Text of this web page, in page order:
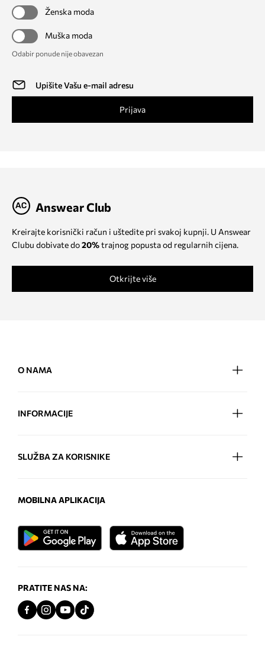
Ženska moda
Muška moda
Odabir ponude nije obavezan
Prijava
Answear Club
Kreirajte korisnički račun i uštedite pri svakoj kupnji. U Answear
Clubu dobivate do20%trajnog popusta od regularnih cijena.
Otkrijte više
O NAMA
INFORMACIJE
SLUŽBA ZA KORISNIKE
MOBILNA APLIKACIJA
PRATITE NAS NA: